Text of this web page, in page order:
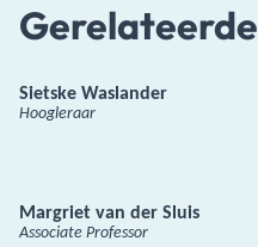
Sietske Waslander
Hoogleraar
Margriet van der Sluis
Associate Professor